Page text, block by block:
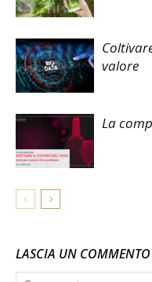
valore
La
LASCIA UN COMMENTO